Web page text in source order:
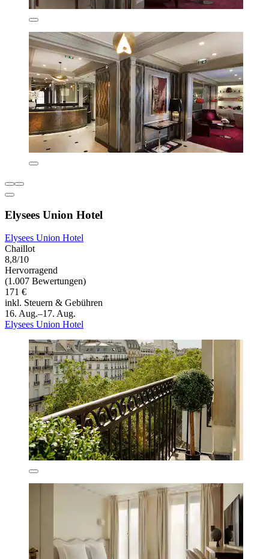
Elysees Union Hotel
Elysees Union Hotel
Chaillot
8,8/10
Hervorragend
(1.007 Bewertungen)
171 €
inkl. Steuern & Gebühren
16. Aug.–17. Aug.
Elysees Union Hotel